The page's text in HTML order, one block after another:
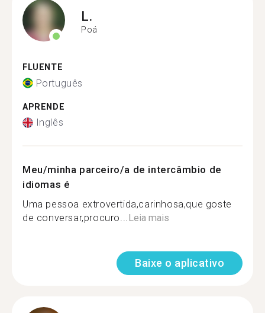
L.
Poá
FLUENTE
Português
APRENDE
Inglês
Meu/minha parceiro/a de intercâmbio de
idiomas é
Uma pessoa extrovertida,carinhosa,que goste
de conversar,procuro...Leia mais
Baixe o aplicativo